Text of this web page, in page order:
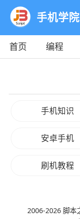
手机学院
首页 编程
手机知识
安卓手机
刷机教程
2006-2026 脚本